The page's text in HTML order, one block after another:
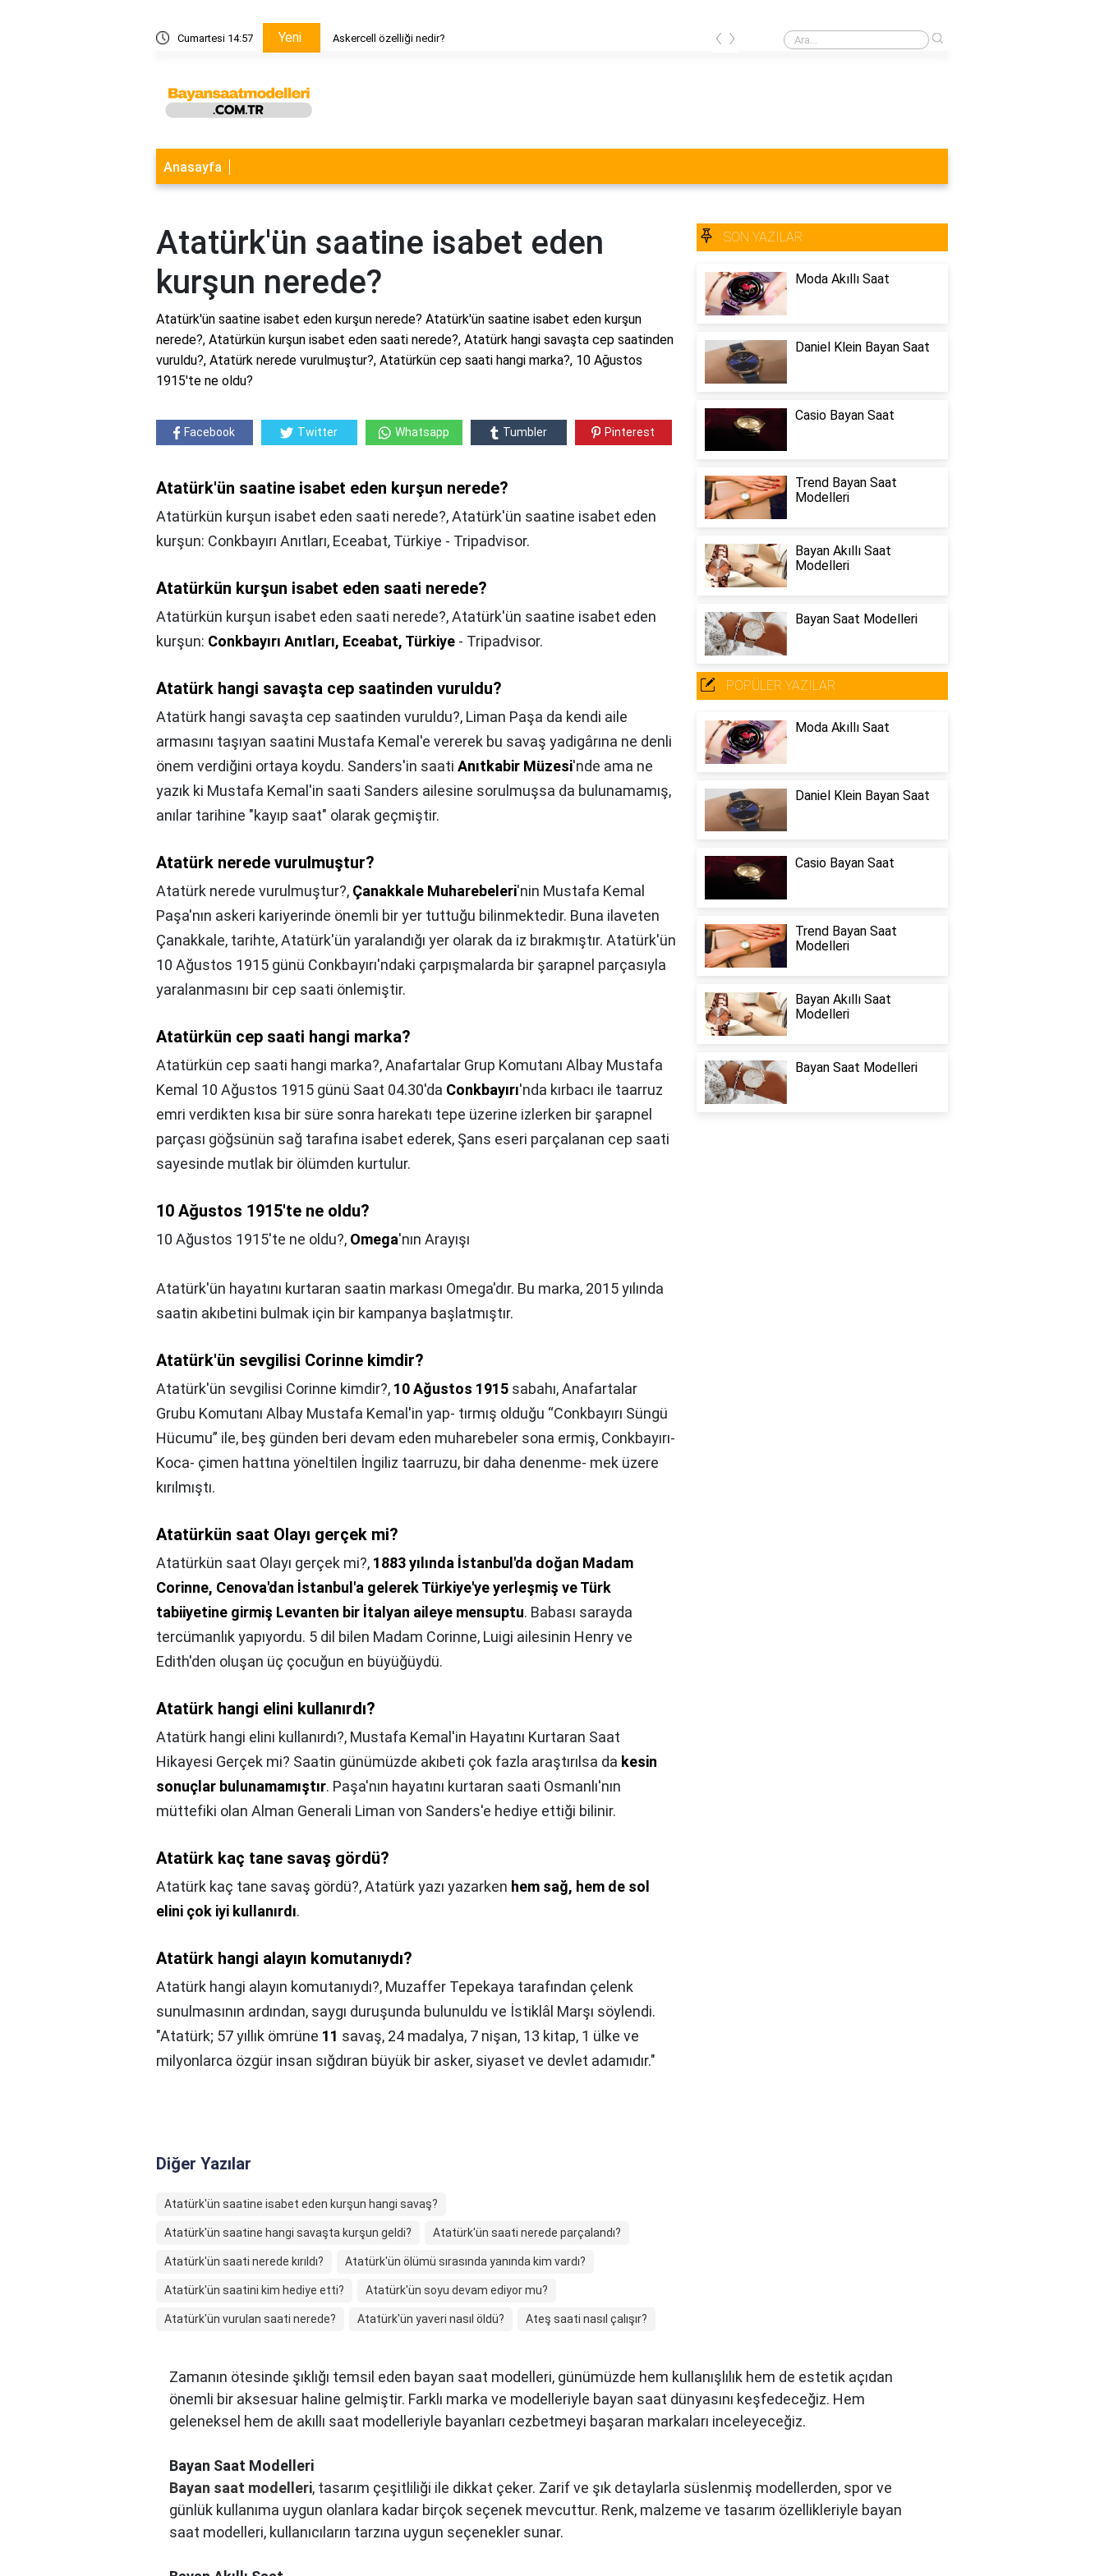
Cumartesi 14:57 Yeni Askercell özelliği nedir? Akıllı saat SIM kartı telefonda kullanılır mi?
‹ ›
Anasayfa
Atatürk'ün saatine isabet eden
kurşun nerede?
Atatürk'ün saatine isabet eden kurşun nerede? Atatürk'ün saatine isabet eden kurşun
nerede?, Atatürkün kurşun isabet eden saati nerede?, Atatürk hangi savaşta cep saatinden
vuruldu?, Atatürk nerede vurulmuştur?, Atatürkün cep saati hangi marka?, 10 Ağustos
1915'te ne oldu?
Facebook Twitter Whatsapp Tumbler Pinterest
Atatürk'ün saatine isabet eden kurşun nerede?
Atatürkün kurşun isabet eden saati nerede?, Atatürk'ün saatine isabet eden
kurşun: Conkbayırı Anıtları, Eceabat, Türkiye - Tripadvisor.
Atatürkün kurşun isabet eden saati nerede?
Atatürkün kurşun isabet eden saati nerede?,Atatürk'ün saatine isabet eden
kurşun: Conkbayırı Anıtları, Eceabat, Türkiye - Tripadvisor.
Atatürk hangi savaşta cep saatinden vuruldu?
Atatürk hangi savaşta cep saatinden vuruldu?, Liman Paşa da kendi aile
armasını taşıyan saatini Mustafa Kemal'e vererek bu savaş yadigârına ne denli
önem verdiğini ortaya koydu. Sanders'in saati Anıtkabir Müzesi'nde ama ne
yazık ki Mustafa Kemal'in saati Sanders ailesine sorulmuşsa da bulunamamış,
anılar tarihine "kayıp saat" olarak geçmiştir.
Atatürk nerede vurulmuştur?
Atatürk nerede vurulmuştur?, Çanakkale Muharebeleri'nin Mustafa Kemal
Paşa'nın askeri kariyerinde önemli bir yer tuttuğu bilinmektedir. Buna ilaveten
Çanakkale, tarihte, Atatürk'ün yaralandığı yer olarak da iz bırakmıştır. Atatürk'ün
10 Ağustos 1915 günü Conkbayırı'ndaki çarpışmalarda bir şarapnel parçasıyla
yaralanmasını bir cep saati önlemiştir.
Atatürkün cep saati hangi marka?
Atatürkün cep saati hangi marka?,Anafartalar Grup Komutanı Albay Mustafa
Kemal 10 Ağustos 1915 günü Saat 04.30'da Conkbayırı'nda kırbacı ile taarruz
emri verdikten kısa bir süre sonra harekatı tepe üzerine izlerken bir şarapnel
parçası göğsünün sağ tarafına isabet ederek, Şans eseri parçalanan cep saati
sayesinde mutlak bir ölümden kurtulur.
10 Ağustos 1915'te ne oldu?
10 Ağustos 1915'te ne oldu?, Omega'nın Arayışı
Atatürk'ün hayatını kurtaran saatin markası Omega'dır. Bu marka, 2015 yılında
saatin akıbetini bulmak için bir kampanya başlatmıştır.
Atatürk'ün sevgilisi Corinne kimdir?
Atatürk'ün sevgilisi Corinne kimdir?, 10 Ağustos 1915 sabahı, Anafartalar
Grubu Komutanı Albay Mustafa Kemal'in yap- tırmış olduğu “Conkbayırı Süngü
Hücumu” ile, beş günden beri devam eden muharebeler sona ermiş, Conkbayırı-
Koca- çimen hattına yöneltilen İngiliz taarruzu, bir daha denenme- mek üzere
kırılmıştı.
Atatürkün saat Olayı gerçek mi?
Atatürkün saat Olayı gerçek mi?, 1883 yılında İstanbul'da doğan Madam
Corinne, Cenova'dan İstanbul'a gelerek Türkiye'ye yerleşmiş ve Türk
tabiiyetine girmiş Levanten bir İtalyan aileye mensuptu. Babası sarayda
tercümanlık yapıyordu. 5 dil bilen Madam Corinne, Luigi ailesinin Henry ve
Edith'den oluşan üç çocuğun en büyüğüydü.
Atatürk hangi elini kullanırdı?
Atatürk hangi elini kullanırdı?, Mustafa Kemal'in Hayatını Kurtaran Saat
Hikayesi Gerçek mi? Saatin günümüzde akıbeti çok fazla araştırılsa da kesin
sonuçlar bulunamamıştır. Paşa'nın hayatını kurtaran saati Osmanlı'nın
müttefiki olan Alman Generali Liman von Sanders'e hediye ettiği bilinir.
Atatürk kaç tane savaş gördü?
Atatürk kaç tane savaş gördü?,Atatürk yazı yazarken hem sağ, hem de sol
elini çok iyi kullanırdı.
Atatürk hangi alayın komutanıydı?
Atatürk hangi alayın komutanıydı?, Muzaffer Tepekaya tarafından çelenk
sunulmasının ardından, saygı duruşunda bulunuldu ve İstiklâl Marşı söylendi.
"Atatürk; 57 yıllık ömrüne 11 savaş, 24 madalya, 7 nişan, 13 kitap, 1 ülke ve
milyonlarca özgür insan sığdıran büyük bir asker, siyaset ve devlet adamıdır."
Diğer Yazılar
Atatürk'ün saatine isabet eden kurşun hangi savaş?
Atatürk'ün saatine hangi savaşta kurşun geldi? Atatürk'ün saati nerede parçalandı?
Atatürk'ün saati nerede kırıldı? Atatürk'ün ölümü sırasında yanında kim vardı?
Atatürk'ün saatini kim hediye etti? Atatürk'ün soyu devam ediyor mu?
Atatürk'ün vurulan saati nerede? Atatürk'ün yaveri nasıl öldü? Ateş saati nasıl çalışır?
SON YAZILAR
Moda Akıllı Saat
Daniel Klein Bayan Saat
Casio Bayan Saat
Trend Bayan Saat
Modelleri
Bayan Akıllı Saat
Modelleri
Bayan Saat Modelleri
POPÜLER YAZILAR
Moda Akıllı Saat
Daniel Klein Bayan Saat
Casio Bayan Saat
Trend Bayan Saat
Modelleri
Bayan Akıllı Saat
Modelleri
Bayan Saat Modelleri
Zamanın ötesinde şıklığı temsil eden bayan saat modelleri, günümüzde hem kullanışlılık hem de estetik açıdan
önemli bir aksesuar haline gelmiştir. Farklı marka ve modelleriyle bayan saat dünyasını keşfedeceğiz. Hem
geleneksel hem de akıllı saat modelleriyle bayanları cezbetmeyi başaran markaları inceleyeceğiz.
Bayan Saat Modelleri
Bayan saat modelleri, tasarım çeşitliliği ile dikkat çeker. Zarif ve şık detaylarla süslenmiş modellerden, spor ve
günlük kullanıma uygun olanlara kadar birçok seçenek mevcuttur. Renk, malzeme ve tasarım özellikleriyle bayan
saat modelleri, kullanıcıların tarzına uygun seçenekler sunar.